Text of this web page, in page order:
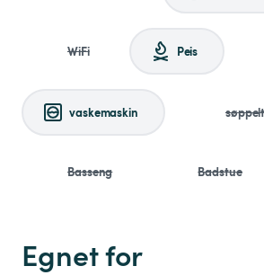
WiFi Peis
vaskemaskin
Basseng Badstue
Egnet for